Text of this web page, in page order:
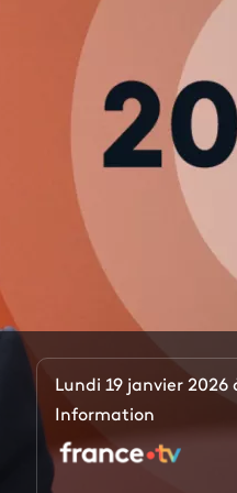
Lundi 19 janvier 2026
Information